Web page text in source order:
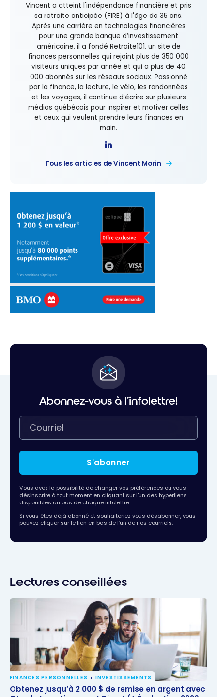
Vincent a atteint l'indépendance financière et pris
sa retraite anticipée (FIRE) à l'âge de 35 ans.
Après une carrière en technologies financières
pour une grande banque d’investissement
américaine, il a fondé Retraite101, un site de
finances personnelles qui rejoint plus de 350 000
visiteurs uniques par année et qui a plus de 40
000 abonnés sur les réseaux sociaux. Passionné
par la finance, la lecture, le vélo, les randonnées
et les voyages, il continue d’écrire sur plusieurs
médias québécois pour inspirer et motiver celles
et ceux qui veulent prendre leurs finances en
main.
Tous les articles de Vincent Morin
Abonnez-vous à l'infolettre!
S'abonner
Vous avez la possibilité de changer vos préférences ou vous
désinscrire à tout moment en cliquant sur l’un des hyperliens
disponibles au bas de chaque infolettre.
Si vous êtes déjà abonné et souhaiteriez vous désabonner, vous
pouvez cliquer sur le lien en bas de l’un de nos courriels.
Lectures conseillées
Obtenez jusqu’à 2 000 $ de remise en argent avec
FINANCES PERSONNELLES INVESTISSEMENTS
Obtenez jusqu’à 2 000 $ de remise en argent avec